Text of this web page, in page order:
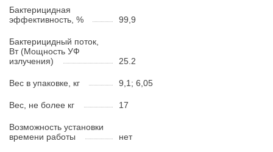
Бактерицидная
эффективность, %
99,9
Бактерицидный поток,
Вт (Мощность УФ
излучения)
25.2
Вес в упаковке, кг 9,1; 6,05
Вес, не более кг 17
Возможность установки
времени работы
нет